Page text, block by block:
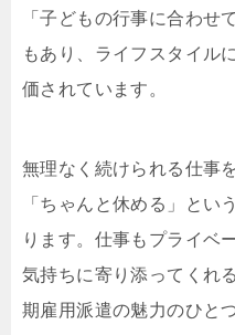
「子どもの行事に合わせ
もあり、ライフスタイル
価されています。
無理なく続けられる仕事
「ちゃんと休める」とい
ります。仕事もプライベ
気持ちに寄り添ってくれ
期雇用派遣の魅力のひと